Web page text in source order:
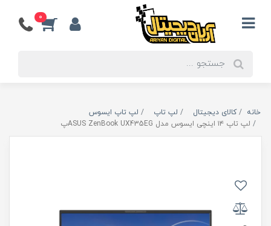
0
خانه کالای دیجیتال لپ تاپ
لپ تاپ ایسوس
لپ تاپ ۱۴ اینچی ایسوس مدل ASUS ZenBook UX435EGپ